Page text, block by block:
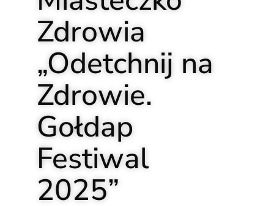
Zdrowia
„Odetchnij na
Zdrowie.
Gołdap
Festiwal
2025”